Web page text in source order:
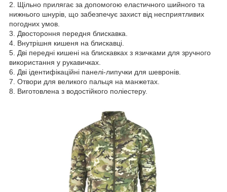
2. Щільно прилягає за допомогою еластичного шийного та
нижнього шнурів, що забезпечує захист від несприятливих
погодних умов.
3. Двостороння передня блискавка.
4. Внутрішня кишеня на блискавці.
5. Дві передні кишені на блискавках з язичками для зручного
використання у рукавичках.
6. Дві ідентифікаційні панелі-липучки для шевронів.
7. Отвори для великого пальця на манжетах.
8. Виготовлена з водостійкого поліестеру.